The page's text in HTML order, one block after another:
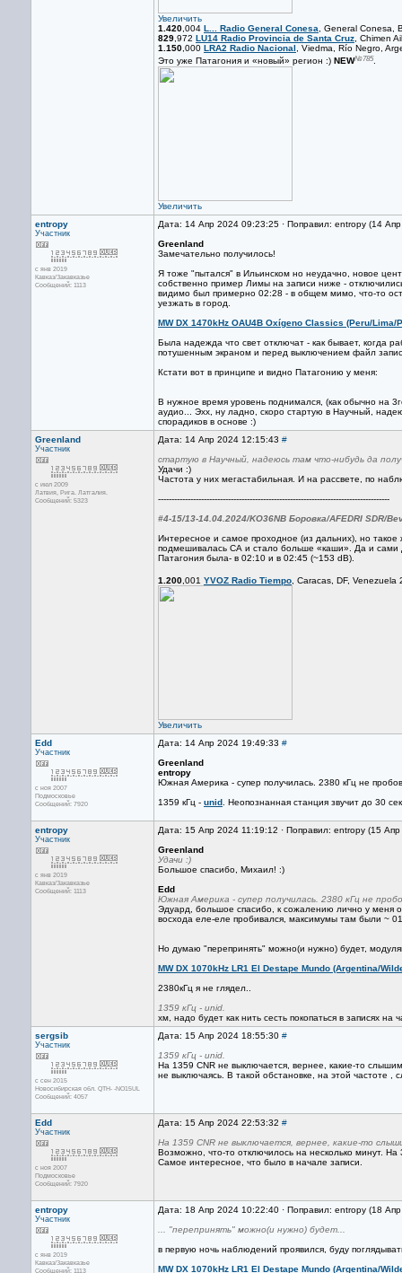
Увеличить
1.420,004 L... Radio General Conesa, General Conesa,
829,972 LU14 Radio Provincia de Santa Cruz, Chimen
1.150,000 LRA2 Radio Nacional, Viedma, Río Negro,
Это уже Патагония и «новый» регион :) NEW№785.
Увеличить
entropy
Участник
с янв 2019
Кавказ/Закавказье
Сообщений: 1113
Дата: 14 Апр 2024 09:23:25 · Поправил: entropy (14
Greenland
Замечательно получилось!
Я тоже "пытался" в Ильинском но неудачно, новое
собственно пример Лимы на записи ниже -
видимо был примерно 02:28 - в общем мимо, что-то
уезжать в город.
MW DX 1470kHz OAU4B Oxígeno Classics (Peru/
Была надежда что свет отключат - как бывает, когда
потушенным экраном и перед выключением файл
Кстати вот в принципе и видно Патагонию у меня:
В нужное время уровень поднимался, (как обычно на
аудио... Эхх, ну ладно, скоро стартую в Научный,
спорадиков в основе :)
Greenland
Участник
с июл 2009
Латвия, Рига. Латгалия.
Сообщений: 5323
Дата: 14 Апр 2024 12:15:43 #
стартую в Научный, надеюсь там что-нибудь да
Удачи :)
Частота у них мегастабильная. И на рассвете, по
--------------------------------------------------------------------------------------
#4-15/13-14.04.2024/KO36NB Боровка/AFEDRI SDR/
Интересное и самое проходное (из дальних), но
подмешивалась СА и стало больше «каши». Да и
Патагония была- в 02:10 и в 02:45 (~153 dB).
1.200,001 YVOZ Radio Tiempo, Caracas, DF,
Увеличить
Edd
Участник
с ноя 2007
Подмосковье
Сообщений: 7920
Дата: 14 Апр 2024 19:49:33 #
Greenland
entropy
Южная Америка - супер получилась. 2380 кГц не
1359 кГц - unid . Неопознанная станция звучит до 30
entropy
Участник
с янв 2019
Кавказ/Закавказье
Сообщений: 1113
Дата: 15 Апр 2024 11:19:12 · Поправил: entropy (15
Greenland
Удачи :)
Большое спасибо, Михаил! :)
Edd
Южная Америка - супер получилась. 2380 кГц не
Эдуард, большое спасибо, к сожалению лично у меня
восхода еле-еле пробивался, максимумы там были ~
Но думаю "перепринять" можно(и нужно) будет,
MW DX 1070kHz LR1 El Destape Mundo (Argentina/
2380кГц я не глядел..
1359 кГц - unid.
хм, надо будет как нить сесть покопаться в записях
sergsib
Участник
с сен 2015
Новосибирская обл. QTH- -NO15UL
Сообщений: 4057
Дата: 15 Апр 2024 18:55:30 #
1359 кГц - unid.
На 1359 СNR не выключается, вернее, какие-то
не выключаясь. В такой обстановке, на этой частоте
Edd
Участник
с ноя 2007
Подмосковье
Сообщений: 7920
Дата: 15 Апр 2024 22:53:32 #
На 1359 СNR не выключается, вернее, какие-то
Возможно, что-то отключилось на несколько минут.
Самое интересное, что было в начале записи.
entropy
Участник
с янв 2019
Кавказ/Закавказье
Сообщений: 1113
Дата: 18 Апр 2024 10:22:40 · Поправил: entropy (18
... "перепринять" можно(и нужно) будет...
в первую ночь наблюдений проявился, буду
MW DX 1070kHz LR1 El Destape Mundo (Argentina/